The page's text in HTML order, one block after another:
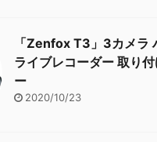
「Zenfox T3」3カメラ
ライブレコーダー 取り
ー
2020/10/23